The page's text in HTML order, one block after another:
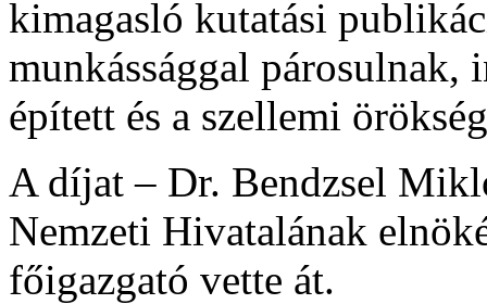
kimagasló kutatási
munkássággal párosulnak,
épített és a szellemi
A díjat – Dr. Bendzsel
Nemzeti Hivatalának
főigazgató vette át.